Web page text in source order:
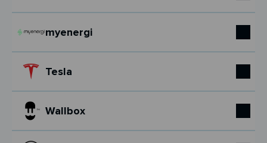
myenergi
Tesla
Wallbox